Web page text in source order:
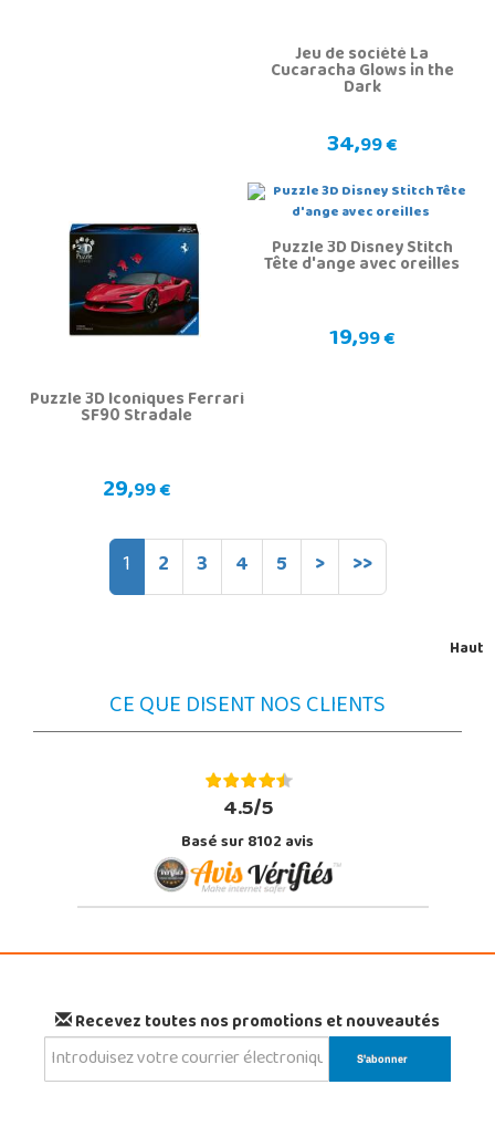
Jeu de société La
Cucaracha Glows in the
Dark
34,99 €
Puzzle 3D Iconiques Ferrari
SF90 Stradale
29,99 €
Puzzle 3D Disney Stitch
Tête d'ange avec oreilles
19,99 €
1 2 3 4 5 > >>
Haut
CE QUE DISENT NOS CLIENTS
4.5/5
Basé sur 8102 avis
Recevez toutes nos promotions et nouveautés